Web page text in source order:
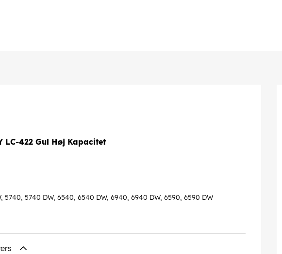
LC-422 Gul Høj Kapacitet
5740, 5740 DW, 6540, 6540 DW, 6940, 6940 DW, 6590, 6590 DW